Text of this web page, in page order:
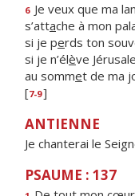
6 Je veux que ma
s’attache à mon
si je perds ton
si je n’élève
au sommet de ma
[7-9]
ANTIENNE
Je chanterai le
PSAUME : 137